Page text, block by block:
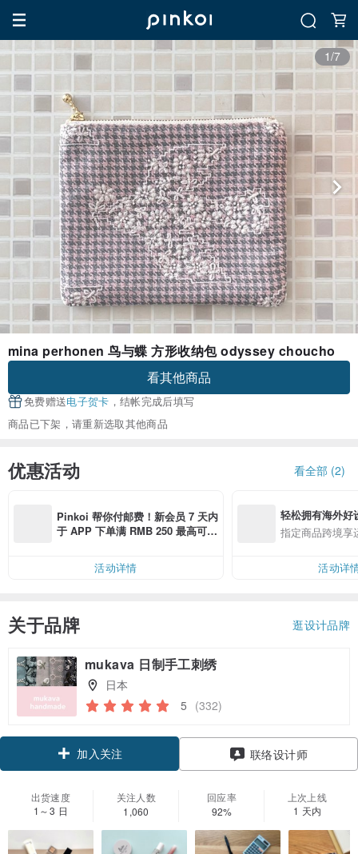
1/7
mina perhonen 鸟与蝶 方形收纳包 odyssey choucho
看其他商品
免费赠送电子贺卡 ，结帐完成后填写
商品已下架，请重新选取其他商品
优惠活动 看全部 (2)
Pinkoi 帮你付邮费！新会员 7 天内
于 APP 下单满 RMB 250 最高可折
活动详情
轻松拥有海外好
指定商品跨境享
活动详
关于品牌 逛设计品牌
mukava 日制手工刺绣
日本
5 (332)
加入关注 联络设计师
出货速度
1～3 日
关注人数
1,060
回应率
92%
上次上线
1 天内